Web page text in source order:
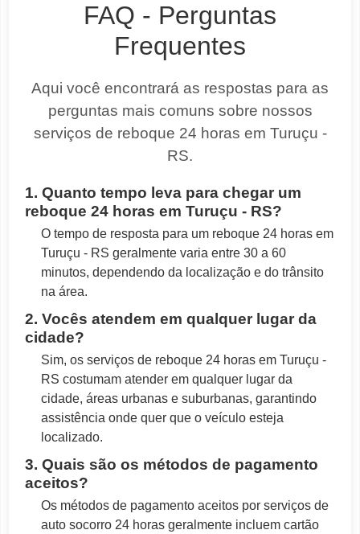
FAQ - Perguntas
Frequentes
Aqui você encontrará as respostas para as
perguntas mais comuns sobre nossos
serviços de reboque 24 horas em Turuçu -
RS.
1. Quanto tempo leva para chegar um
reboque 24 horas em Turuçu - RS?
O tempo de resposta para um reboque 24 horas em
Turuçu - RS geralmente varia entre 30 a 60
minutos, dependendo da localização e do trânsito
na área.
2. Vocês atendem em qualquer lugar da
cidade?
Sim, os serviços de reboque 24 horas em Turuçu -
RS costumam atender em qualquer lugar da
cidade, áreas urbanas e suburbanas, garantindo
assistência onde quer que o veículo esteja
localizado.
3. Quais são os métodos de pagamento
aceitos?
Os métodos de pagamento aceitos por serviços de
auto socorro 24 horas geralmente incluem cartão